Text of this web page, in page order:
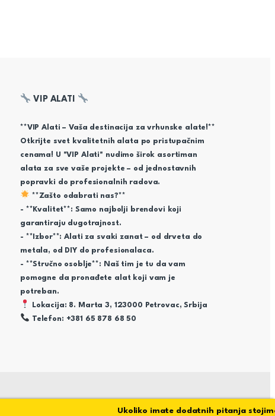
VIP ALATI
**VIP Alati – Vaša destinacija za vrhunske alate!**
Otkrijte svet kvalitetnih alata po pristupačnim
cenama! U "VIP Alati" nudimo širok asortiman
alata za sve vaše projekte – od jednostavnih
popravki do profesionalnih radova.
**Zašto odabrati nas?**
- **Kvalitet**: Samo najbolji brendovi koji
garantiraju dugotrajnost.
- **Izbor**: Alati za svaki zanat – od drveta do
metala, od DIY do profesionalaca.
- **Stručno osoblje**: Naš tim je tu da vam
pomogne da pronađete alat koji vam je
potreban.
Lokacija: 8. Marta 3, 123000 Petrovac, Srbija
Telefon: +381 65 878 68 50
Ukoliko imate dodatnih pitanja stojimo